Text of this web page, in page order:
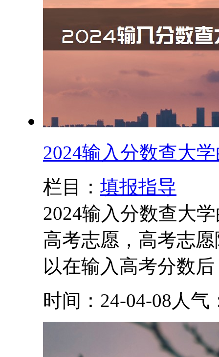
2024输入分数查大
栏目： 填报指导
2024输入分数查大
高考志愿，高考志
以在输入高考分数
时间：24-04-08 人气